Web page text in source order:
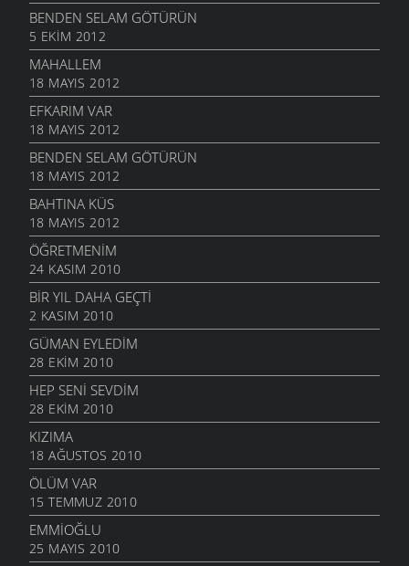
BENDEN SELAM GÖTÜRÜN
5 EKIM 2012
MAHALLEM
18 MAYIS 2012
EFKARIM VAR
18 MAYIS 2012
BENDEN SELAM GÖTÜRÜN
18 MAYIS 2012
BAHTINA KÜS
18 MAYIS 2012
ÖĞRETMENIM
24 KASIM 2010
BIR YIL DAHA GEÇTI
2 KASIM 2010
GÜMAN EYLEDIM
28 EKIM 2010
HEP SENI SEVDIM
28 EKIM 2010
KIZIMA
18 AĞUSTOS 2010
ÖLÜM VAR
15 TEMMUZ 2010
EMMIOĞLU
25 MAYIS 2010